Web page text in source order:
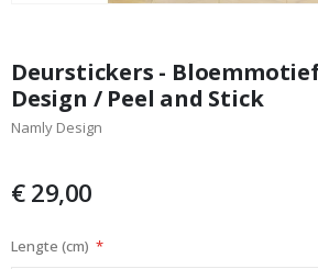
het
begin
van
gallerij
Deurstickers -
Design / Peel and Stick
Namly Design
€ 29,00
Lengte (cm)